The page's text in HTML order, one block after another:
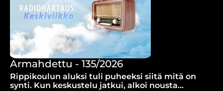
Armahdettu - 135/2026
Rippikoulun aluksi tuli puheeksi siitä mitä on
synti. Kun keskustelu jatkui, alkoi nousta